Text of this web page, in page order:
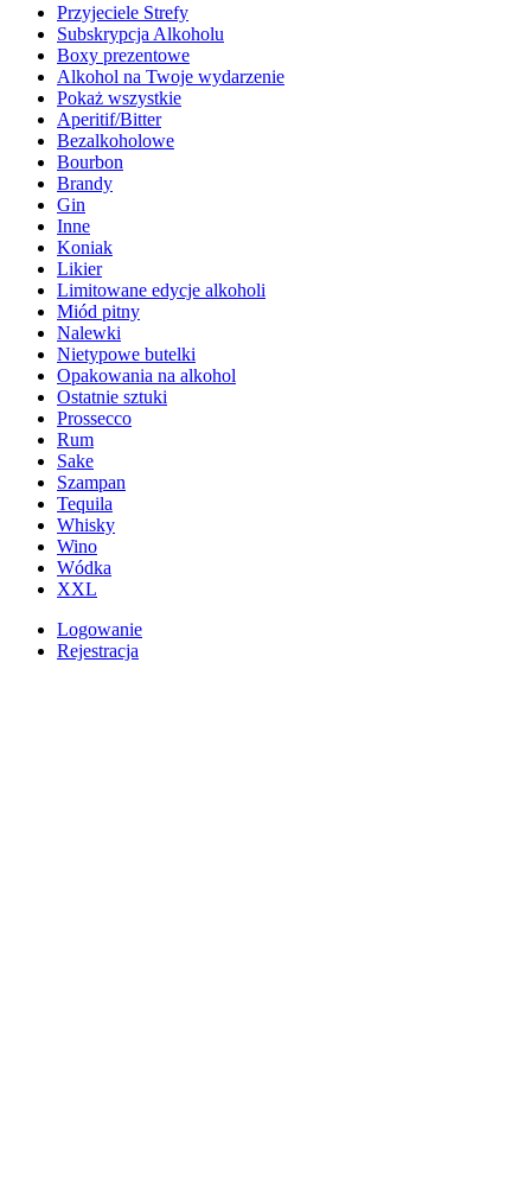
Przyjeciele Strefy
Subskrypcja Alkoholu
Boxy prezentowe
Alkohol na Twoje wydarzenie
Pokaż wszystkie
Aperitif/Bitter
Bezalkoholowe
Bourbon
Brandy
Gin
Inne
Koniak
Likier
Limitowane edycje alkoholi
Miód pitny
Nalewki
Nietypowe butelki
Opakowania na alkohol
Ostatnie sztuki
Prossecco
Rum
Sake
Szampan
Tequila
Whisky
Wino
Wódka
XXL
Logowanie
Rejestracja